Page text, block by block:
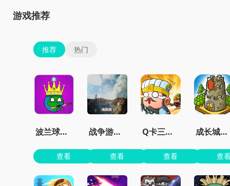
游戏推荐
推荐 热门
波兰球之征服世界无限金币版
查看
战争游戏红龙手机版
查看
Q卡三国官方正版
查看
成长城堡最新版
查